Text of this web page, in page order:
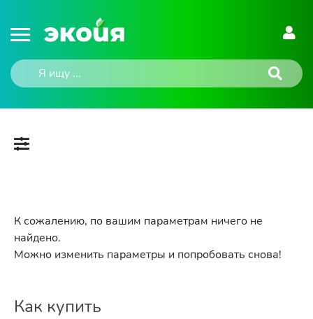
К сожалению, по вашим параметрам ничего не
найдено.
Можно изменить параметры и попробовать снова!
Как купить